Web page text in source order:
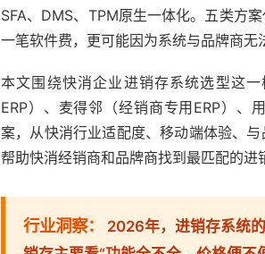
SFA、DMS、TPM原生一体化。五类方
一笔软件费，更可能因为系统与品牌商无
本文围绕快消企业进销存系统选型这
ERP）、麦得邻（经销商专用ERP）、
案，从快消行业适配度、移动端体验、
帮助快消经销商和品牌商找到最匹配的进
行业洞察：
2026年，进销存系统